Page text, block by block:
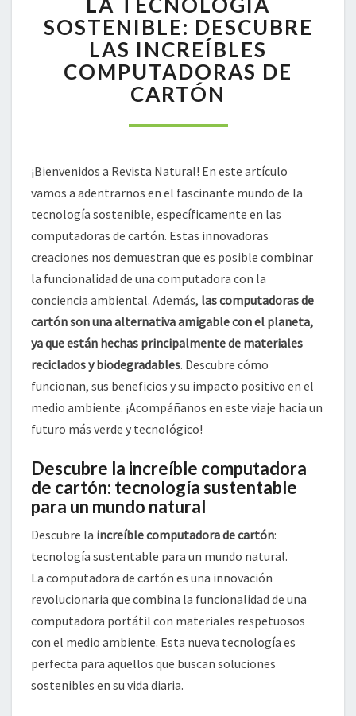
TECNOLOGÍA
SOSTENIBLE:
DESCUBRE
LAS
INCREÍBLES
COMPUTADORAS
CARTÓN
SOSTENIBLE: DESCUBRE
LAS INCREÍBLES
COMPUTADORAS DE
CARTÓN
¡Bienvenidos a Revista Natural! En este artículo
vamos a adentrarnos en el fascinante mundo de la
tecnología sostenible, específicamente en las
computadoras de cartón. Estas innovadoras
creaciones nos demuestran que es posible combinar
la funcionalidad de una computadora con la
conciencia ambiental. Además, las computadoras de
cartón son una alternativa amigable con el planeta,
ya que están hechas principalmente de materiales
reciclados y biodegradables. Descubre cómo
funcionan, sus beneficios y su impacto positivo en el
medio ambiente. ¡Acompáñanos en este viaje hacia un
futuro más verde y tecnológico!
Descubre la increíble computadora
de cartón: tecnología sustentable
para un mundo natural
Descubre la increíble computadora de cartón:
tecnología sustentable para un mundo natural.
La computadora de cartón es una innovación
revolucionaria que combina la funcionalidad de una
computadora portátil con materiales respetuosos
con el medio ambiente. Esta nueva tecnología es
perfecta para aquellos que buscan soluciones
sostenibles en su vida diaria.